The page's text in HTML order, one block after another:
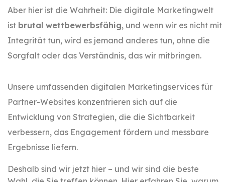
Aber hier ist die Wahrheit: Die digitale Marketingwelt
ist brutal wettbewerbsfähig, und wenn wir es nicht mit
Integrität tun, wird es jemand anderes tun, ohne die
Sorgfalt oder das Verständnis, das wir mitbringen.
Unsere umfassenden digitalen Marketingservices für
Partner-Websites konzentrieren sich auf die
Entwicklung von Strategien, die die Sichtbarkeit
verbessern, das Engagement fördern und messbare
Ergebnisse liefern.
Deshalb sind wir jetzt hier – und wir sind die beste